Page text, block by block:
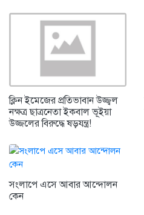
ক্লিন ইমেজের প্রতিভাবান উজ্জ্বল
নক্ষত্র ছাত্রনেতা ইকবাল ভূইয়া
উজ্জলের বিরুদ্ধে ষড়যন্ত্র!
সংলাপে এসে আবার আন্দোলন
কেন